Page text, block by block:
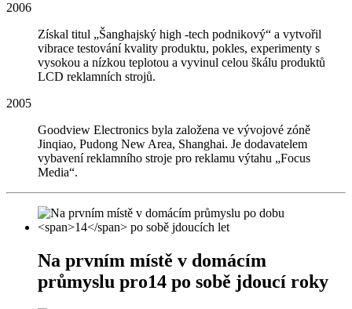
2006
Získal titul „Šanghajský high -tech podnikový“ a vytvořil
vibrace testování kvality produktu, pokles, experimenty s
vysokou a nízkou teplotou a vyvinul celou škálu produktů
LCD reklamních strojů.
2005
Goodview Electronics byla založena ve vývojové zóně
Jinqiao, Pudong New Area, Shanghai. Je dodavatelem
vybavení reklamního stroje pro reklamu výtahu „Focus
Media“.
Na prvním místě v domácím
průmyslu pro14 po sobě jdoucí roky